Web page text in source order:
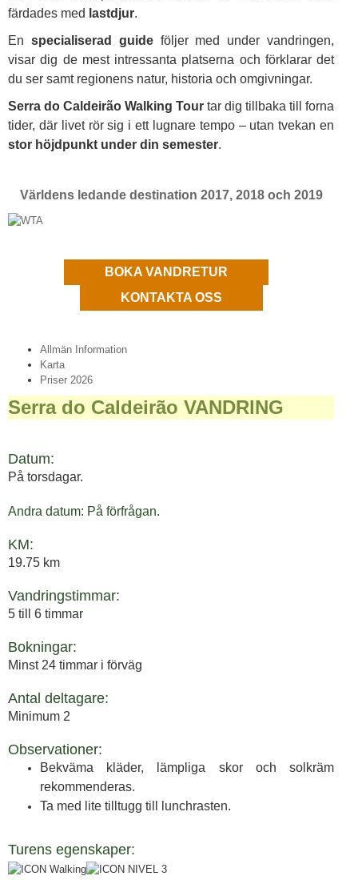
färdades med lastdjur.
En specialiserad guideföljer med under vandringen,
visar dig de mest intressanta platserna och förklarar det
du ser samt regionens natur, historia och omgivningar.
Serra do Caldeirão Walking Tour tar dig tillbaka till forna
tider, där livet rör sig i ett lugnare tempo – utan tvekan en
stor höjdpunkt under din semester.
Världens ledande destination 2017, 2018 och 2019
BOKA VANDRETUR
KONTAKTA OSS
Allmän Information
Karta
Priser 2026
Serra do Caldeirão VANDRING
Datum:
På torsdagar.
Andra datum: På förfrågan.
KM:
19.75 km
Vandringstimmar:
5 till 6 timmar
Bokningar:
Minst 24 timmar i förväg
Antal deltagare:
Minimum 2
Observationer:
Bekväma kläder, lämpliga skor och solkräm
rekommenderas.
Ta med lite tilltugg till lunchrasten.
Turens egenskaper: